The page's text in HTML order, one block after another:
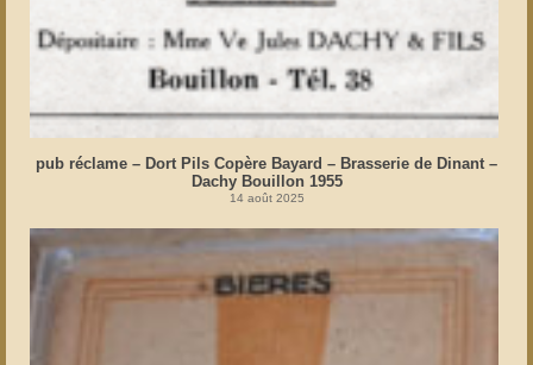
pub réclame – Dort Pils Copère Bayard – Brasserie de Dinant –
Dachy Bouillon 1955
14 août 2025